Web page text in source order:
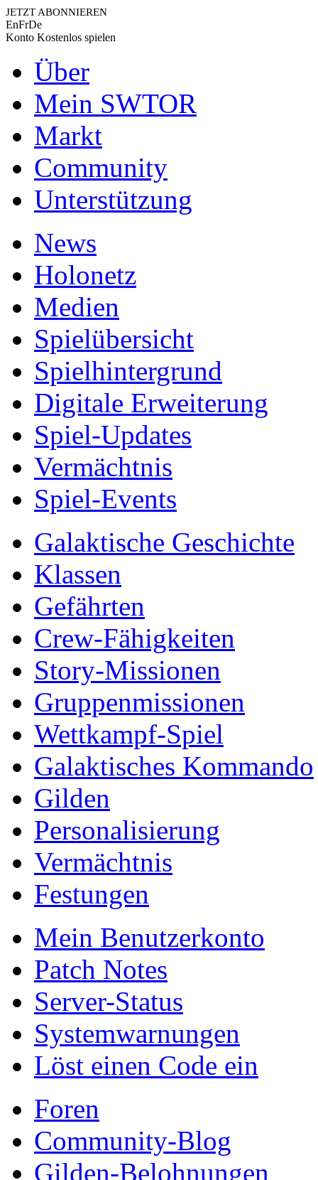
JETZT ABONNIEREN
EnFrDe
Konto Kostenlos spielen
Über
Mein SWTOR
Markt
Community
Unterstützung
News
Holonetz
Medien
Spielübersicht
Spielhintergrund
Digitale Erweiterung
Spiel-Updates
Vermächtnis
Spiel-Events
Galaktische Geschichte
Klassen
Gefährten
Crew-Fähigkeiten
Story-Missionen
Gruppenmissionen
Wettkampf-Spiel
Galaktisches Kommando
Gilden
Personalisierung
Vermächtnis
Festungen
Mein Benutzerkonto
Patch Notes
Server-Status
Systemwarnungen
Löst einen Code ein
Foren
Community-Blog
Gilden-Belohnungen